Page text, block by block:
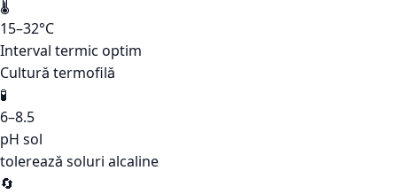
🌡️
15–32°C
Interval termic optim
Cultură termofilă
🧪
6–8.5
pH sol
tolerează soluri alcaline
🔄